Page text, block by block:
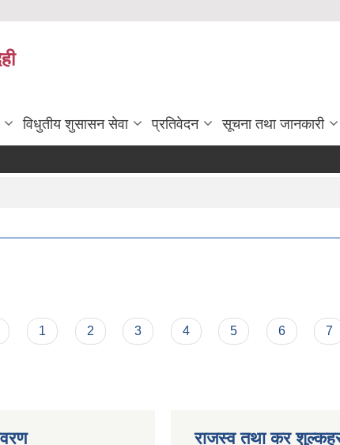
विधुतीय शुसासन सेवा प्रतिवेदन सूचना तथा जानकारी
1 2 3 4 5 6 7
राजस्व तथा कर